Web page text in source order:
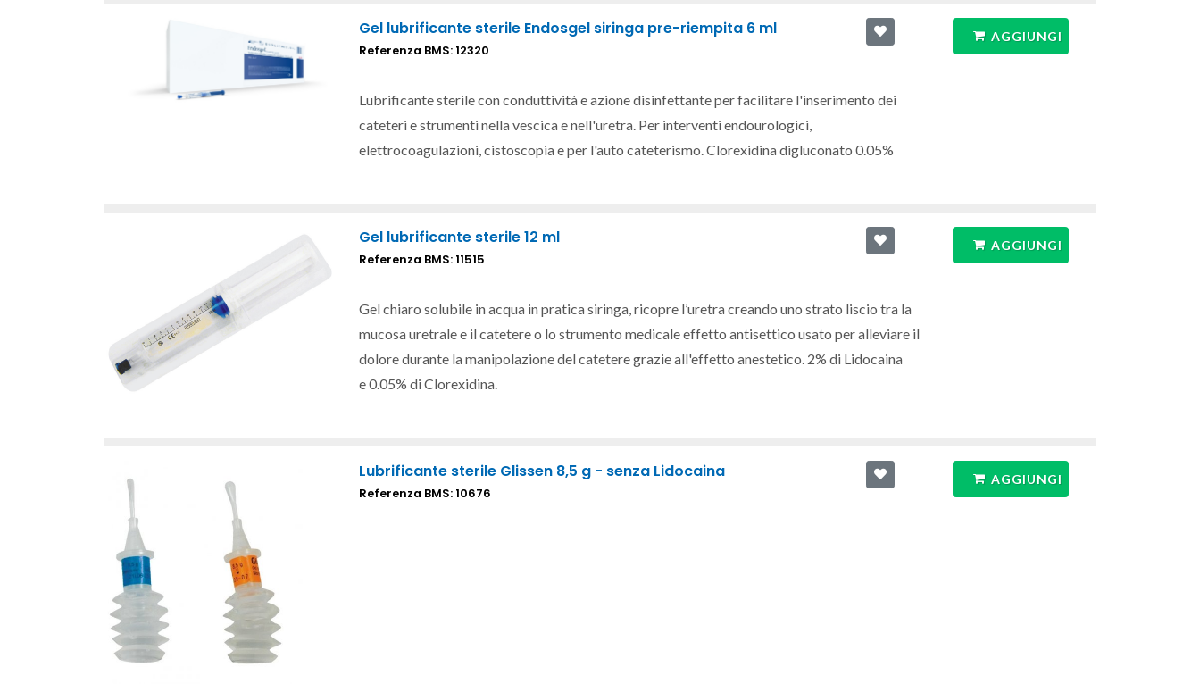
Gel lubrificante sterile Endosgel siringa pre-riempita 6 ml
Referenza BMS: 12320
Lubrificante sterile con conduttività e azione disinfettante per facilitare l'inserimento dei
cateteri e strumenti nella vescica e nell'uretra. Per interventi endourologici,
elettrocoagulazioni, cistoscopia e per l'auto cateterismo. Clorexidina digluconato 0.05%
AGGIUNGI
Gel lubrificante sterile 12 ml
Referenza BMS: 11515
Gel chiaro solubile in acqua in pratica siringa, ricopre l’uretra creando uno strato liscio tra la
mucosa uretrale e il catetere o lo strumento medicaleeffetto antisettico usato per alleviare il
dolore durante la manipolazione del catetere grazie all'effetto anestetico. 2% di Lidocaina
e0.05% di Clorexidina.
AGGIUNGI
Lubrificante sterile Glissen 8,5 g - senza Lidocaina
Referenza BMS: 10676
AGGIUNGI